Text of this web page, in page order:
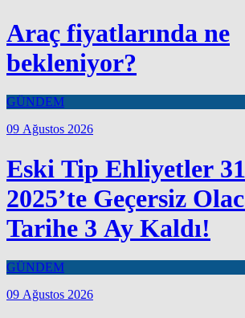
Araç fiyatlarında ne
bekleniyor?
GÜNDEM
09 Ağustos 2026
Eski Tip Ehliyetler
2025’te Geçersiz
Tarihe 3 Ay Kaldı!
GÜNDEM
09 Ağustos 2026